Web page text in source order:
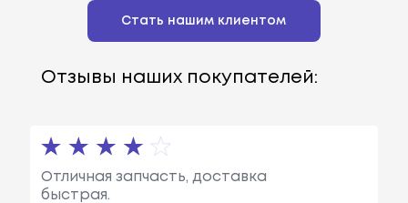
Стать нашим клиентом
Отзывы наших покупателей:
Отличная запчасть, доставка
быстрая.